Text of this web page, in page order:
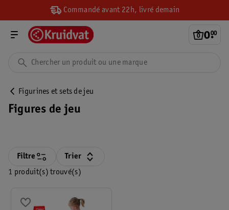
Commandé avant 22h, livré demain
0.
00
Figurines et sets de jeu
Figures de jeu
1 produit(s) trouvé(s)
Filtre Trier